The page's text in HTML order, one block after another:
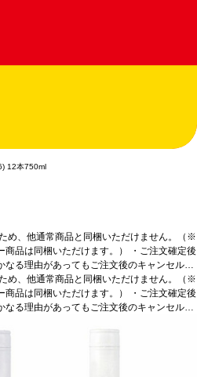
12本750ml
め、他通常商品と同梱いただけません。（※
商品は同梱いただけます。） ・ご注文確定後
る理由があってもご注文後のキャンセルは
ステム設定上ご注文手配完了の通知が送付さ
す。 ・お届けは12月中旬頃を予定しており
円を頂戴いたします。 ・値引きクーポンは
め、他通常商品と同梱いただけません。（※
商品は同梱いただけます。） ・ご注文確定後
る理由があってもご注文後のキャンセルは
円を頂戴いたします。 ・値引きクーポンは
送はお選びいただけません。